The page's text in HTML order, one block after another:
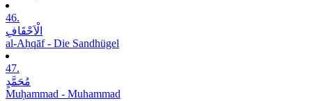
46.
الْاَحْقَافِ
al-Aḥqāf - Die Sandhügel
47.
مُحَمَّدٍ
Muḥammad - Muhammad